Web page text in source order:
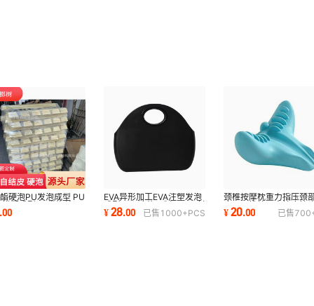
硬泡PU发泡成型 PU
型海绵
.00
EVA异形加工EVA注塑发泡
成型 EVA冷热压制品 eva射
出加工量大从优
¥28.00 已售 1000+PCS
颈椎按摩枕重力指压颈
摩器颈椎枕颈肩按摩枕
用牵引矫正器
¥20.00 已售